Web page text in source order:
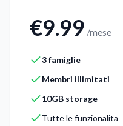
€9.99 /mese
3 famiglie
Membri illimitati
10GB storage
Tutte le funzionalita